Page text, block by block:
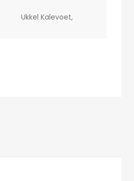
Ukkel Kalevoet,